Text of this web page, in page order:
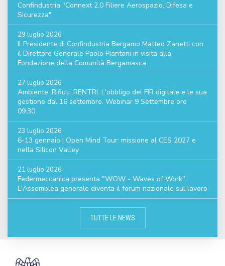
Confindustria "Connext 2.0 Filiere Aerospazio, Difesa e
Sicurezza"
29 luglio 2026
Il Presidente di Confindustria Bergamo Matteo Zanetti con
il Direttore Generale Paolo Piantoni in visita alla
Fondazione della Comunità Bergamasca
27 luglio 2026
Ambiente. Rifiuti. RENTRI. L'obbligo del FIR digitale e le sua
gestione dal 16 settembre. Webinar 9 Settembre ore
09:30.
23 luglio 2026
6-13 gennaio | Open Mind Tour: missione al CES 2027 e
nella Silicon Valley
21 luglio 2026
Federmeccanica presenta "WOW - Waves of Work":
L'Assemblea generale diventa il forum nazionale sul lavoro
TUTTE LE NEWS